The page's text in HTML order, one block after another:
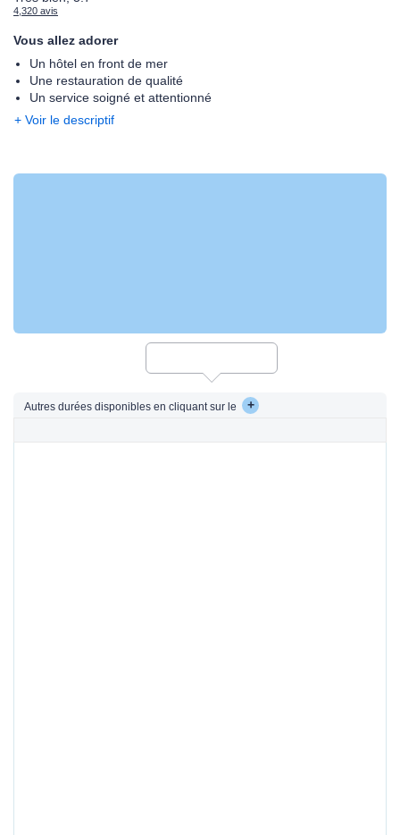
4,320 avis
Vous allez adorer
Un hôtel en front de mer
Une restauration de qualité
Un service soigné et attentionné
+ Voir le descriptif
Autres durées disponibles en cliquant sur le +